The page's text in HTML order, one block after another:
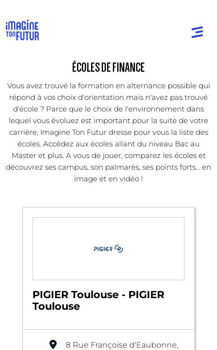
ÉCOLES DE FINANCE
Vous avez trouvé la formation en alternance possible qui
répond à vos choix d'orientation mais n'avez pas trouvé
d'école ? Parce que le choix de l'environnement dans
lequel vous évoluez est important pour la suite de votre
carrière, Imagine Ton Futur dresse pour vous la liste des
écoles. Accédez aux écoles allant du niveau Bac au
Master et plus. A vous de jouer, comparez les écoles et
découvrez ses campus, son palmarès, ses points forts... en
image et en vidéo !
PIGIER Toulouse - PIGIER
Toulouse
8 Rue Françoise d'Eaubonne,